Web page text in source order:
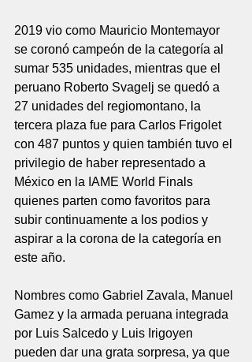
2019 vio como Mauricio Montemayor
se coronó campeón de la categoría al
sumar 535 unidades, mientras que el
peruano Roberto Svagelj se quedó a
27 unidades del regiomontano, la
tercera plaza fue para Carlos Frigolet
con 487 puntos y quien también tuvo el
privilegio de haber representado a
México en la IAME World Finals
quienes parten como favoritos para
subir continuamente a los podios y
aspirar a la corona de la categoría en
este año.
Nombres como Gabriel Zavala, Manuel
Gamez y la armada peruana integrada
por Luis Salcedo y Luis Irigoyen
pueden dar una grata sorpresa, ya que